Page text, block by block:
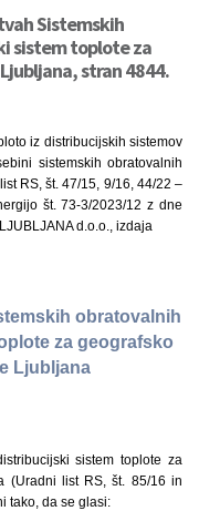
Sistemskih
sistem toplote za
stran 4844.
iz distribucijskih sistemov
sistemskih obratovalnih
RS, št. 47/15, 9/16, 44/22 –
št. 73-3/2023/12 z dne
d.o.o., izdaja
obratovalnih
za geografsko
Ljubljana
sistem toplote za
(Uradni list RS, št. 85/16 in
tako, da se glasi: